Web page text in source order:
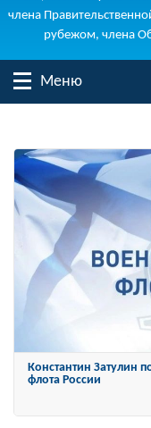
члена
рубежом, члена
Меню
Константин Затулин
Отечеством» IV степени